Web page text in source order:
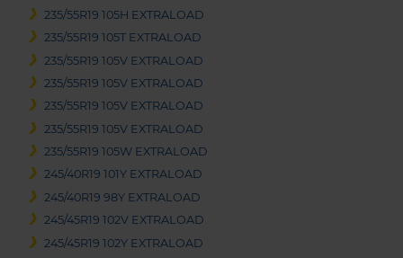
235/55R19 105H EXTRALOAD
235/55R19 105T EXTRALOAD
235/55R19 105V EXTRALOAD
235/55R19 105V EXTRALOAD
235/55R19 105V EXTRALOAD
235/55R19 105V EXTRALOAD
235/55R19 105W EXTRALOAD
245/40R19 101Y EXTRALOAD
245/40R19 98Y EXTRALOAD
245/45R19 102V EXTRALOAD
245/45R19 102Y EXTRALOAD